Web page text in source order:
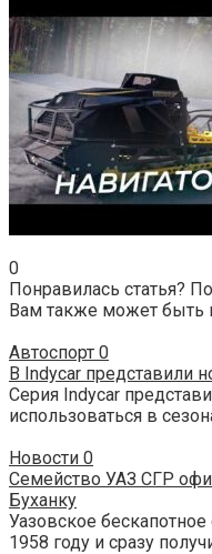
0
Понравилась статья?
Вам также может быть
Автоспорт 0
В Indycar представили
Серия Indycar
использоваться в
Новости 0
Семейство УАЗ СГР
Буханку
Уазовское
1958 году и сразу